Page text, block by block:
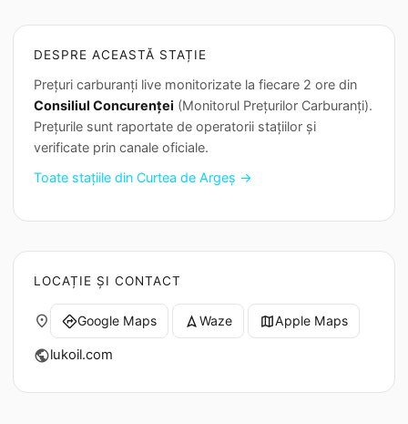
DESPRE ACEASTĂ STAȚIE
Prețuri carburanți live monitorizate la fiecare 2 ore din
Consiliul Concurenței (Monitorul Prețurilor Carburanți).
Prețurile sunt raportate de operatorii stațiilor și
verificate prin canale oficiale.
Toate stațiile din Curtea de Argeș →
LOCAȚIE ȘI CONTACT
place directionsGoogle Maps navigation Waze mapApple Maps
publiclukoil.com